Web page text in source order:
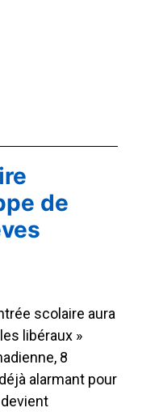
de
scolaire aura
libéraux »
8
alarmant pour
devient